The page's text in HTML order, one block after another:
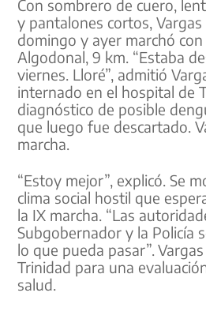
Con sombrero de cuero,
y pantalones cortos,
domingo y ayer marchó
Algodonal, 9 km. “Estaba
viernes. Lloré”, admitió
internado en el hospital de
diagnóstico de posible
que luego fue descartado.
marcha.
“Estoy mejor”, explicó. Se
clima social hostil que
la IX marcha. “Las
Subgobernador y la Policía
lo que pueda pasar”.
Trinidad para una
salud.